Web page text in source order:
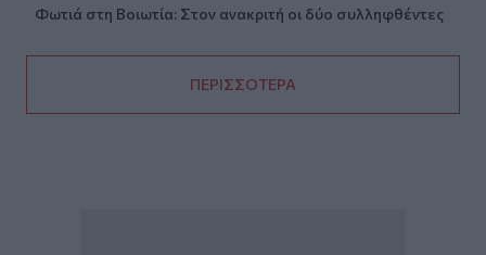
Φωτιά στη Βοιωτία: Στον ανακριτή οι δύο συλληφθέντες
ΠΕΡΙΣΣΟΤΕΡΑ